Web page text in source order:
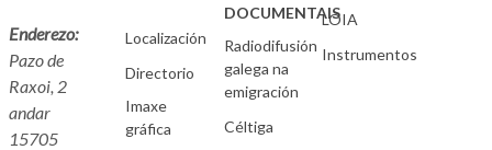
Enderezo:
Pazo de
Raxoi, 2
andar
15705
Localización
Directorio
Imaxe
gráfica
DOCUMENTAIS
Radiodifusión
galega na
emigración
Céltiga
LOIA
Instrumentos